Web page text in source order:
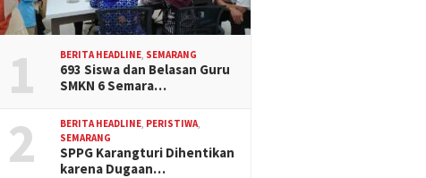
1 BERITA HEADLINE SEMARANG
693 Siswa dan Belasan Guru
SMKN 6 Semara…
2 BERITA HEADLINE PERISTIWA
SEMARANG
SPPG Karangturi Dihentikan
karena Dugaan…